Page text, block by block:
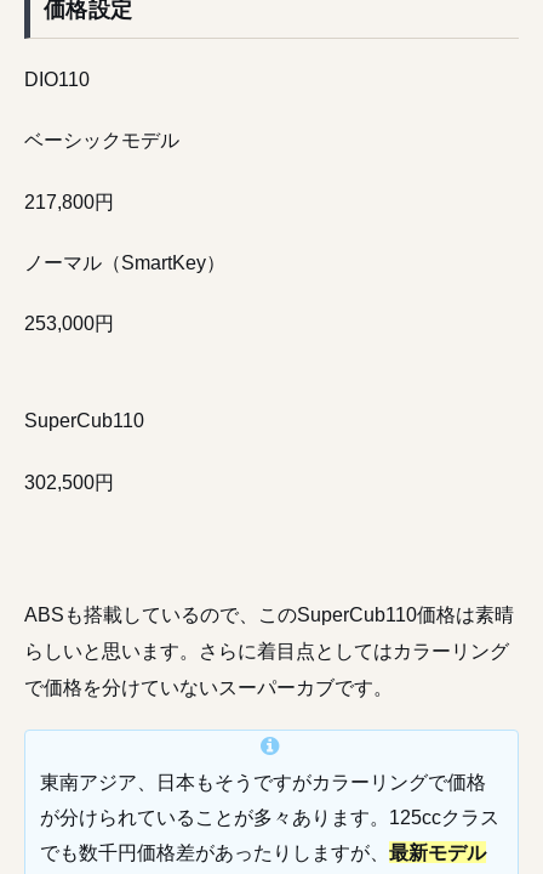
価格設定
DIO110
ベーシックモデル
217,800円
ノーマル（SmartKey）
253,000円
SuperCub110
302,500円
ABSも搭載しているので、このSuperCub110価格は素晴
らしいと思います。さらに着目点としてはカラーリング
で価格を分けていないスーパーカブです。
東南アジア、日本もそうですがカラーリングで価格
が分けられていることが多々あります。125ccクラス
でも数千円価格差があったりしますが、 最新モデル